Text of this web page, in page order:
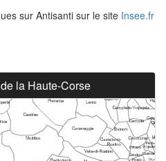
sur Antisanti sur le site Insee.fr
la Haute-Corse